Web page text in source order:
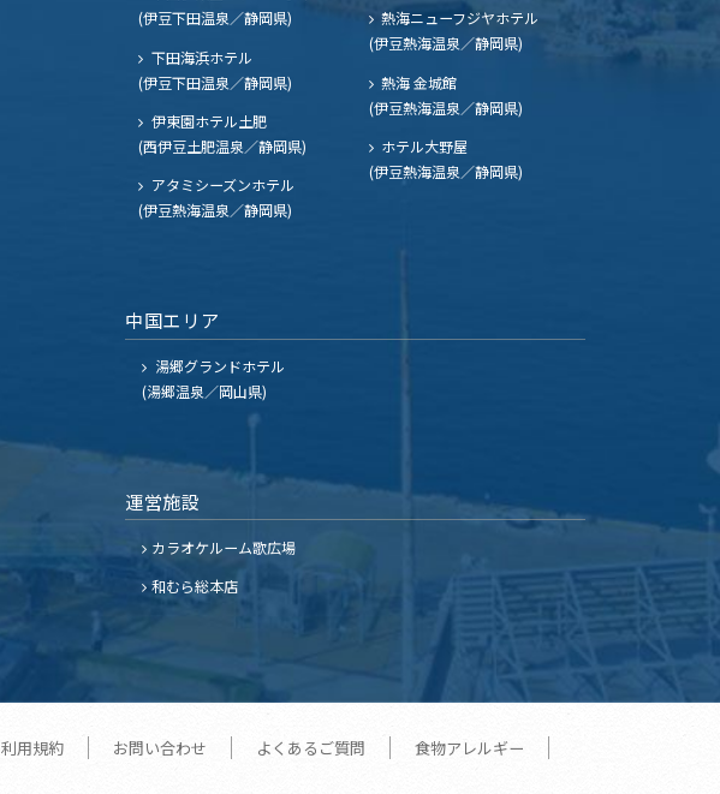
(伊豆下田温泉／静岡県)
下田海浜ホテル
(伊豆下田温泉／静岡県)
伊東園ホテル土肥
(西伊豆土肥温泉／静岡県)
熱海ニューフジヤホテル
(伊豆熱海温泉／静岡県)
熱海 金城館
(伊豆熱海温泉／静岡県)
ホテル大野屋
(伊豆熱海温泉／静岡県)
アタミシーズンホテル
(伊豆熱海温泉／静岡県)
中国エリア
湯郷グランドホテル
(湯郷温泉／岡山県)
運営施設
カラオケルーム歌広場
和むら総本店
利用規約 お問い合わせ よくあるご質問 食物アレルギー